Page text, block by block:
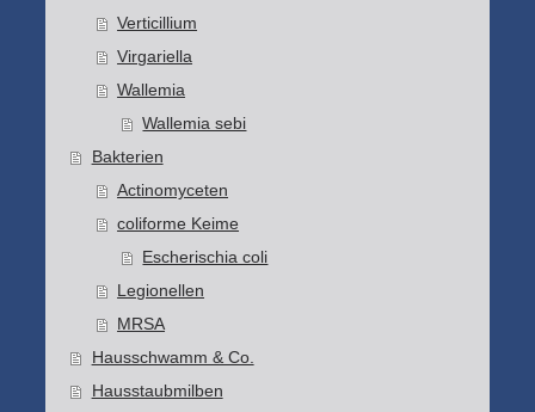
Verticillium
Virgariella
Wallemia
Wallemia sebi
Bakterien
Actinomyceten
coliforme Keime
Escherischia coli
Legionellen
MRSA
Hausschwamm & Co.
Hausstaubmilben